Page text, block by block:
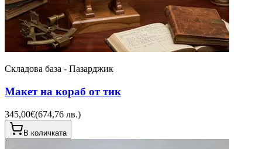
Складова база - Пазарджик
Макет на кораб от тик
345,00€(674,76 лв.)
В количката